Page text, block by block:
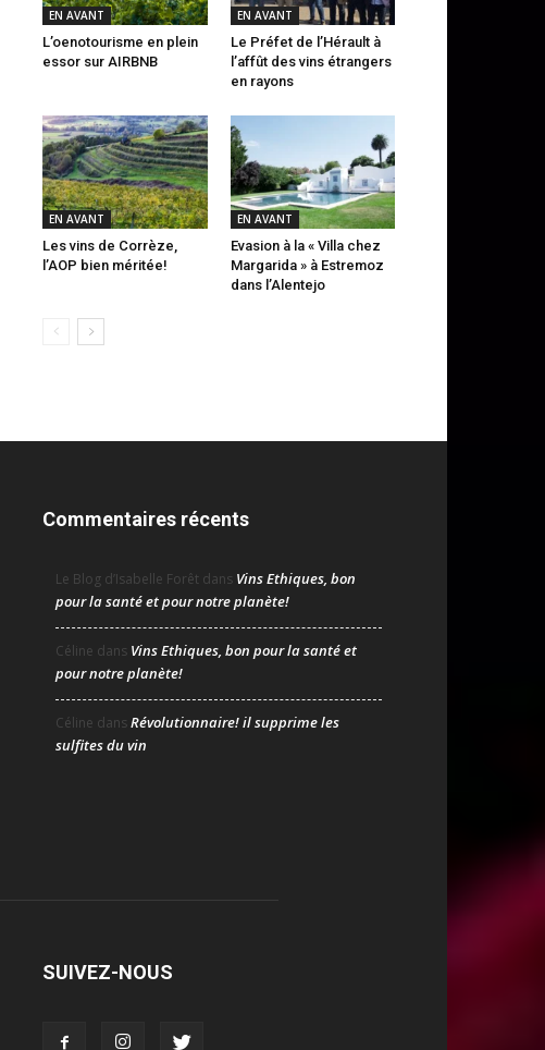
EN AVANT
L’oenotourisme en plein
essor sur AIRBNB
EN AVANT
Le Préfet de l’Hérault à
l’affût des vins étrangers
en rayons
EN AVANT
Les vins de Corrèze,
l’AOP bien méritée!
EN AVANT
Evasion à la « Villa chez
Margarida » à Estremoz
dans l’Alentejo
Commentaires récents
Le Blog d’Isabelle Forêt dans Vins Ethiques, bon
pour la santé et pour notre planète!
Céline dans Vins Ethiques, bon pour la santé et
pour notre planète!
Céline dansRévolutionnaire! il supprime les
sulfites du vin
SUIVEZ-NOUS